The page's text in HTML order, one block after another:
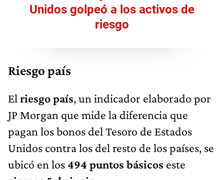
Unidos golpeó a los activos de
riesgo
Riesgo país
El riesgo país, un indicador elaborado por
JP Morgan que mide la diferencia que
pagan los bonos del Tesoro de Estados
Unidos contra los del resto de los países, se
ubicó en los494 puntos básicos este